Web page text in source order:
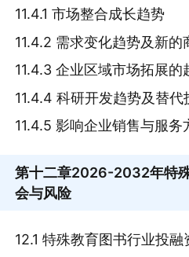
11.4.1 市场整合成长趋势
11.4.2 需求变化趋势及新的
11.4.3 企业区域市场拓展的
11.4.4 科研开发趋势及替代
11.4.5 影响企业销售与服务
第十二章2026-2032年特
会与风险
12.1 特殊教育图书行业投融